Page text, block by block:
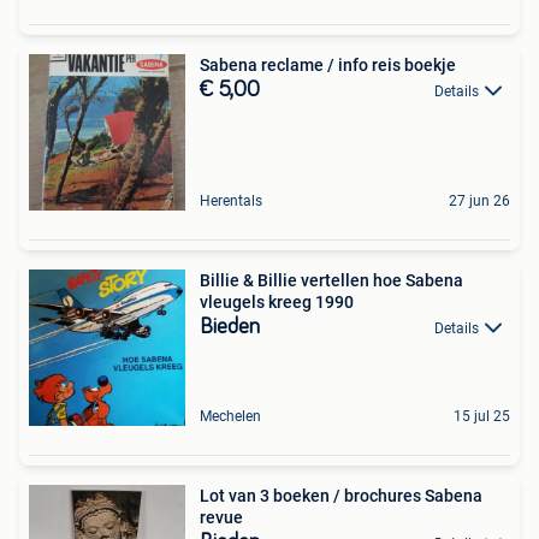
Sabena reclame / info reis boekje
€ 5,00 Details
Herentals 27 jun 26
Billie & Billie vertellen hoe Sabena
vleugels kreeg 1990
Bieden Details
Mechelen 15 jul 25
Lot van 3 boeken / brochures Sabena
revue